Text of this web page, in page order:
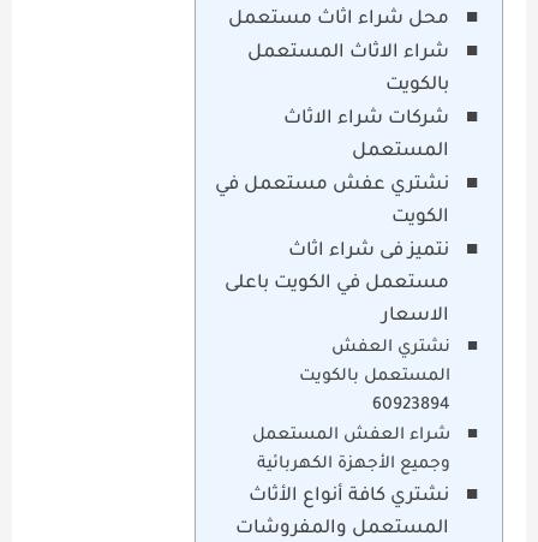
محل شراء اثاث مستعمل
شراء الاثاث المستعمل
بالكويت
شركات شراء الاثاث
المستعمل
نشتري عفش مستعمل في
الكويت
نتميز فى شراء اثاث
مستعمل في الكويت باعلى
الاسعار
نشتري العفش
المستعمل بالكويت
60923894
شراء العفش المستعمل
وجميع الأجهزة الكهربائية
نشتري كافة أنواع الأثاث
المستعمل والمفروشات